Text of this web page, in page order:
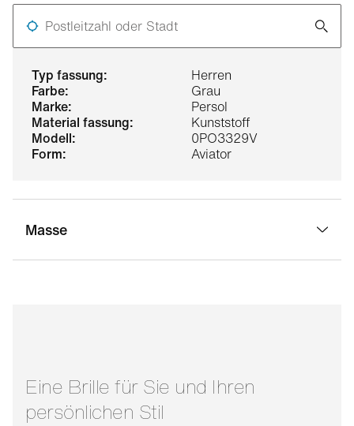
typ fassung:
Herren
farbe:
Grau
marke:
Persol
material fassung:
Kunststoff
modell:
0PO3329V
form:
Aviator
Masse
Postleitzahl oder Stadt
Eine Brille für Sie und Ihren
persönlichen Stil